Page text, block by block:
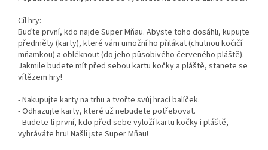
Cíl hry:
Buďte první, kdo najde Super Mňau. Abyste toho dosáhli, kupujte
předměty (karty), které vám umožní ho přilákat (chutnou kočičí
mňamkou) a obléknout (do jeho působivého červeného pláště).
Jakmile budete mít před sebou kartu kočky a pláště, stanete se
vítězem hry!
- Nakupujte karty na trhu a tvořte svůj hrací balíček.
- Odhazujte karty, které už nebudete potřebovat.
- Budete-li první, kdo před sebe vyloží kartu kočky i pláště,
vyhráváte hru! Našli jste Super Mňau!